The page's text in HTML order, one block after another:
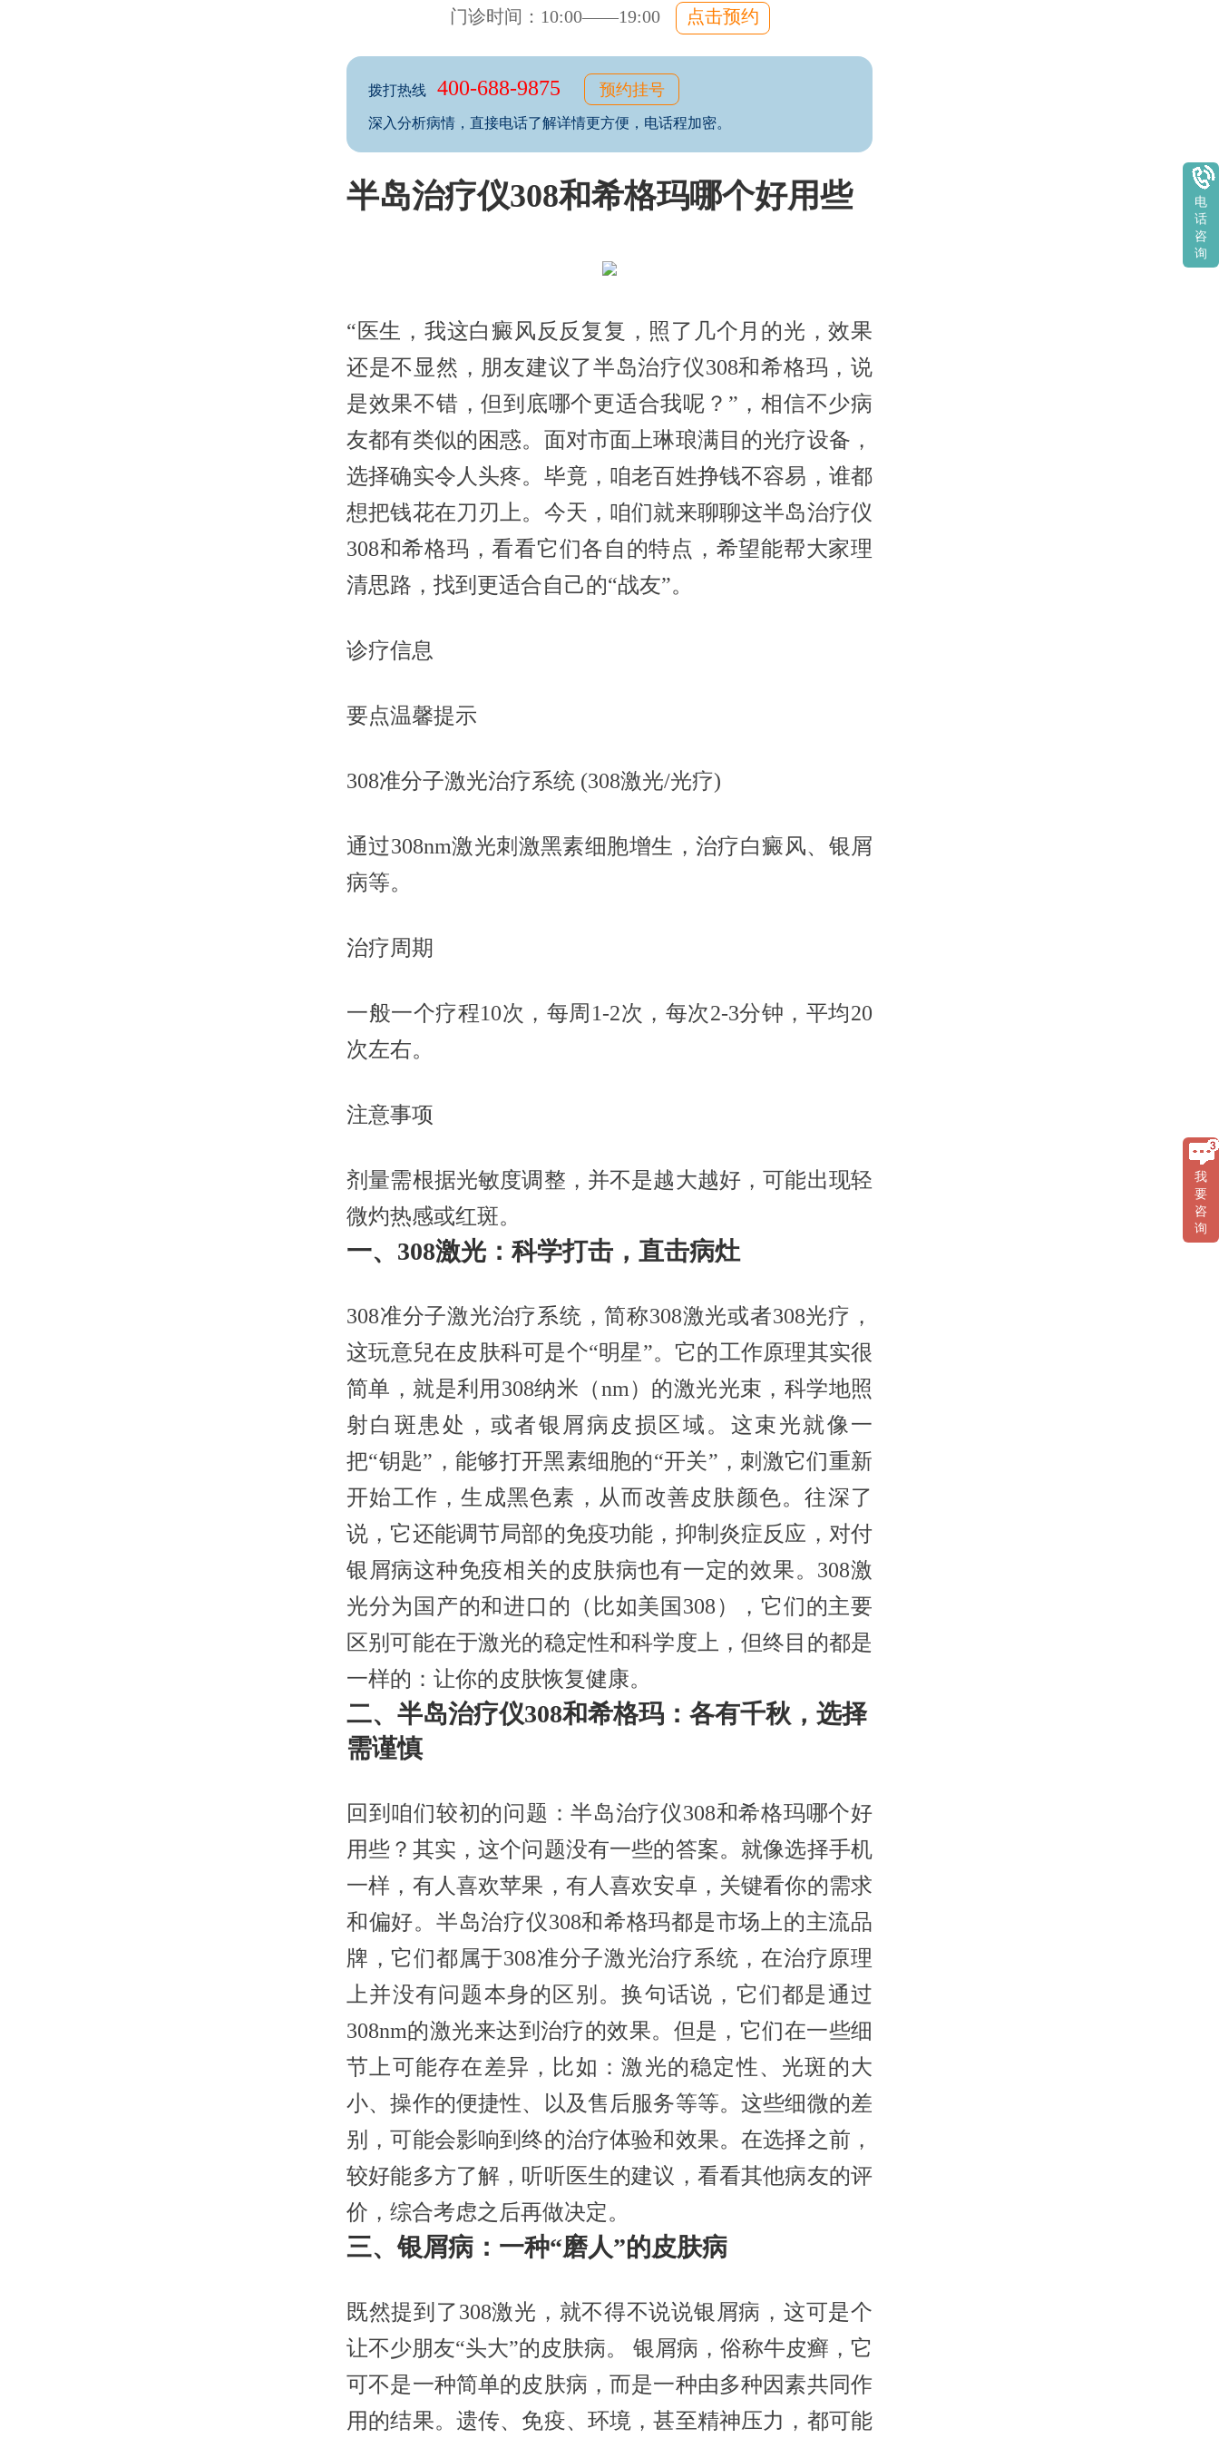
门诊时间：10:00——19:00 点击预约
拨打热线 400-688-9875 预约挂号
深入分析病情，直接电话了解详情更方便，电话程加密。
半岛治疗仪308和希格玛哪个好用些
“医生，我这白癜风反反复复，照了几个月的光，效果
还是不显然，朋友建议了半岛治疗仪308和希格玛，说
是效果不错，但到底哪个更适合我呢？”，相信不少病
友都有类似的困惑。面对市面上琳琅满目的光疗设备，
选择确实令人头疼。毕竟，咱老百姓挣钱不容易，谁都
想把钱花在刀刃上。今天，咱们就来聊聊这半岛治疗仪
308和希格玛，看看它们各自的特点，希望能帮大家理
清思路，找到更适合自己的“战友”。
诊疗信息
要点温馨提示
308准分子激光治疗系统 (308激光/光疗)
通过308nm激光刺激黑素细胞增生，治疗白癜风、银屑
病等。
治疗周期
一般一个疗程10次，每周1-2次，每次2-3分钟，平均20
次左右。
注意事项
剂量需根据光敏度调整，并不是越大越好，可能出现轻
微灼热感或红斑。
一、308激光：科学打击，直击病灶
308准分子激光治疗系统，简称308激光或者308光疗，
这玩意兒在皮肤科可是个“明星”。它的工作原理其实很
简单，就是利用308纳米（nm）的激光光束，科学地照
射白斑患处，或者银屑病皮损区域。这束光就像一
把“钥匙”，能够打开黑素细胞的“开关”，刺激它们重新
开始工作，生成黑色素，从而改善皮肤颜色。往深了
说，它还能调节局部的免疫功能，抑制炎症反应，对付
银屑病这种免疫相关的皮肤病也有一定的效果。308激
光分为国产的和进口的（比如美国308），它们的主要
区别可能在于激光的稳定性和科学度上，但终目的都是
一样的：让你的皮肤恢复健康。
二、半岛治疗仪308和希格玛：各有千秋，选择
需谨慎
回到咱们较初的问题：半岛治疗仪308和希格玛哪个好
用些？其实，这个问题没有一些的答案。就像选择手机
一样，有人喜欢苹果，有人喜欢安卓，关键看你的需求
和偏好。半岛治疗仪308和希格玛都是市场上的主流品
牌，它们都属于308准分子激光治疗系统，在治疗原理
上并没有问题本身的区别。换句话说，它们都是通过
308nm的激光来达到治疗的效果。但是，它们在一些细
节上可能存在差异，比如：激光的稳定性、光斑的大
小、操作的便捷性、以及售后服务等等。这些细微的差
别，可能会影响到终的治疗体验和效果。在选择之前，
较好能多方了解，听听医生的建议，看看其他病友的评
价，综合考虑之后再做决定。
三、银屑病：一种“磨人”的皮肤病
既然提到了308激光，就不得不说说银屑病，这可是个
让不少朋友“头大”的皮肤病。 银屑病，俗称牛皮癣，它
可不是一种简单的皮肤病，而是一种由多种因素共同作
用的结果。遗传、免疫、环境，甚至精神压力，都可能
我
要
咨
询
电
话
咨
询